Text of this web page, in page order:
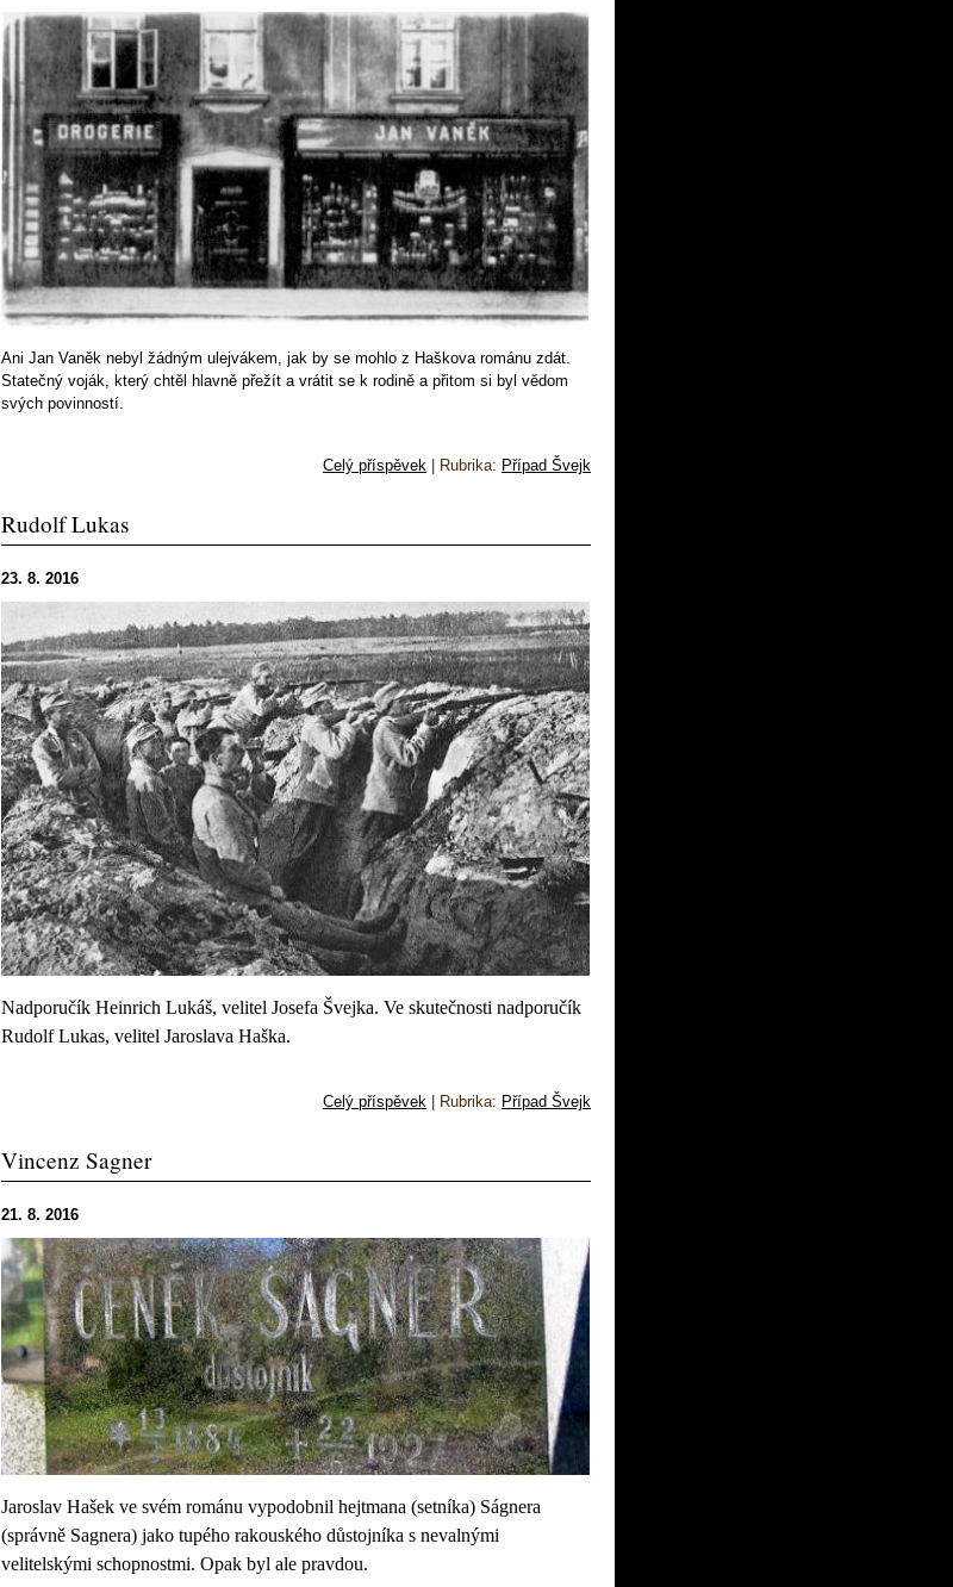
Ani Jan Vaněk nebyl žádným ulejvákem, jak by se mohlo z Haškova románu zdát.
Statečný voják, který chtěl hlavně přežít a vrátit se k rodině a přitom si byl vědom
svých povinností.
Celý příspěvek Rubrika: Případ Švejk
Rudolf Lukas
23. 8. 2016
Nadporučík Heinrich Lukáš, velitel Josefa Švejka. Ve skutečnosti nadporučík
Rudolf Lukas, velitel Jaroslava Haška.
Celý příspěvek | Rubrika: Případ Švejk
Vincenz Sagner
21. 8. 2016
Jaroslav Hašek ve svém románu vypodobnil hejtmana (setníka) Ságnera
(správně Sagnera) jako tupého rakouského důstojníka s nevalnými
velitelskými schopnostmi. Opak byl ale pravdou.